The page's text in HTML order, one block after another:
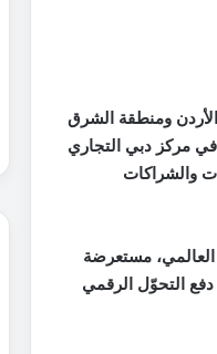
ومنطقة الشرق
مركز دبي التجاري
والشراكات
مستعرضة
التحوّل الرقمي